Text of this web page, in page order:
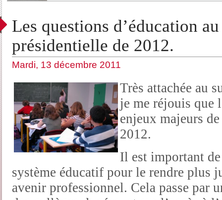
Les questions d’éducation
présidentielle de 2012.
Mardi, 13 décembre 2011
Très attachée au
je me réjouis que
enjeux majeurs
2012.
Il est important
système éducatif pour le rendre plus
avenir professionnel. Cela passe par